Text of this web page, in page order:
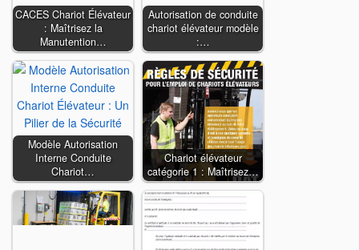
CACES Chariot Élévateur
: Maîtrisez la
Manutention…
Autorisation de conduite
chariot élévateur modèle
:…
Modèle Autorisation
Interne Conduite
Chariot…
Chariot élévateur
catégorie 1 : Maîtrisez…